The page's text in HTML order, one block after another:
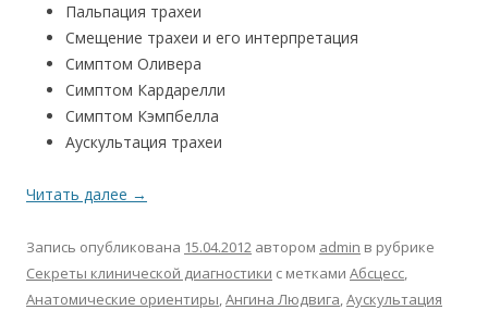
Пальпация трахеи
Смещение трахеи и его интерпретация
Симптом Оливера
Симптом Кардарелли
Симптом Кэмпбелла
Аускультация трахеи
Читать далее →
Запись опубликована 15.04.2012 автором admin в рубрике
Секреты клинической диагностики с метками Абсцесс,
Анатомические ориентиры,Ангина Людвига,Аускультация